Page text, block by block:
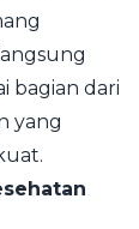
bagian dari
yang